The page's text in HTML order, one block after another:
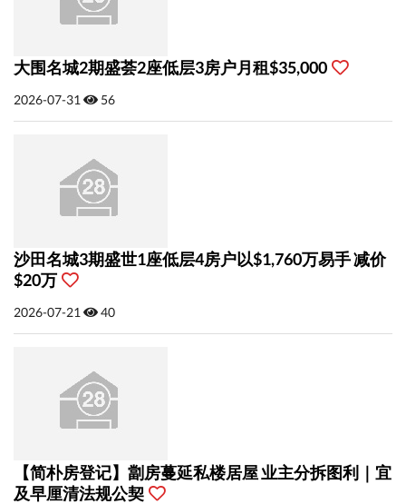
大围名城2期盛荟2座低层3房户月租$35,000
2026-07-31 56
沙田名城3期盛世1座低层4房户以$1,760万易手 减价
$20万
2026-07-21 40
【简朴房登记】劏房蔓延私楼居屋 业主分拆图利｜宜
及早厘清法规公契